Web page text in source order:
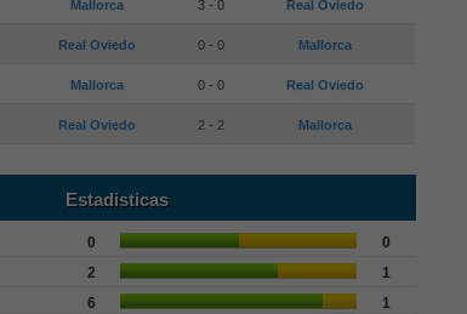
Mallorca 3 - 0 Real Oviedo
Real Oviedo 0 - 0 Mallorca
Mallorca 0 - 0 Real Oviedo
Real Oviedo 2 - 2 Mallorca
Estadisticas
0
0
2
1
6
1